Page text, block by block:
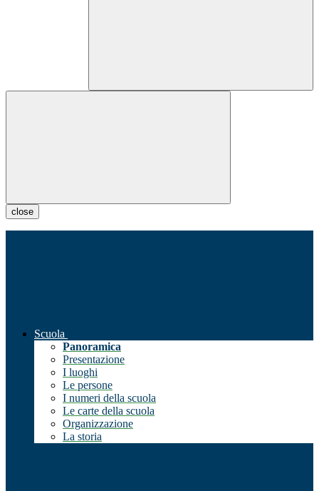
close
Scuola
Panoramica
Presentazione
I luoghi
Le persone
I numeri della scuola
Le carte della scuola
Organizzazione
La storia